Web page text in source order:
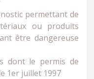
permettant de
ou produits
être dangereuse
dont le permis de
1er juillet 1997